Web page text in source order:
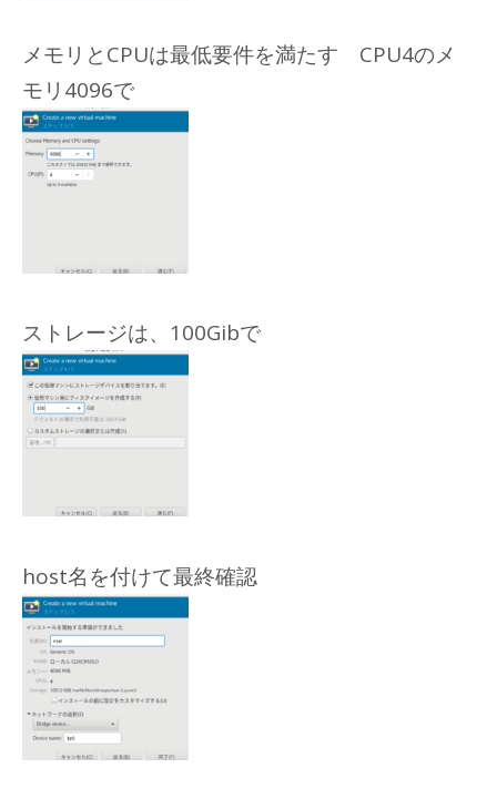
メモリとCPUは最低要件を満たす CPU4のメ
モリ4096で
ストレージは、100Gibで
host名を付けて最終確認